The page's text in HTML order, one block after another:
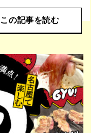
この記事を読む